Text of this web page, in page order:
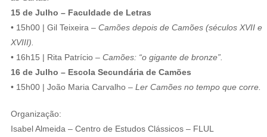
15 de Julho – Faculdade de Letras
• 15h00 | Gil Teixeira – Camões depois de Camões (séculos XVII e
XVIII).
• 16h15 | Rita Patrício – Camões: “o gigante de bronze”.
16 de Julho – Escola Secundária de Camões
• 15h00 | João Maria Carvalho – Ler Camões no tempo que corre.
Organização:
Isabel Almeida – Centro de Estudos Clássicos – FLUL